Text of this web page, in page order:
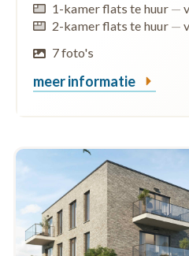
1-kamer flats te huur —
2-kamer flats te huur —
7 foto's
meer informatie